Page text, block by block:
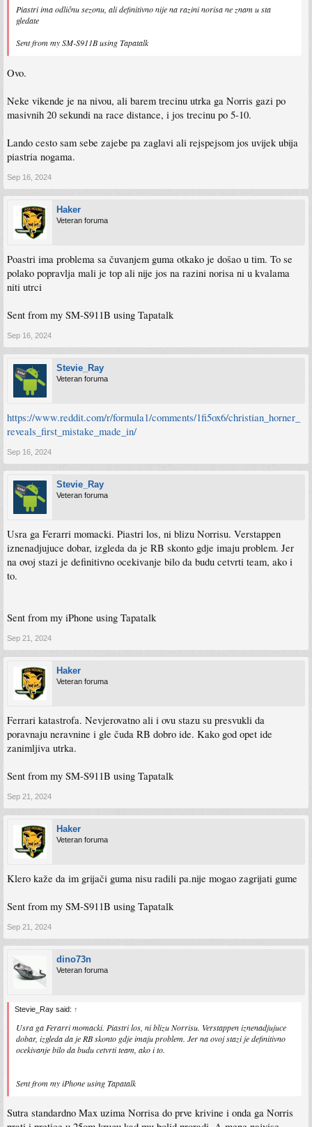
Piastri ima odličnu sezonu, ali definitivno nije na razini norisa ne znam u sta
gledate
Sent from my SM-S911B using Tapatalk
Ovo.
Neke vikende je na nivou, ali barem trecinu utrka ga Norris gazi po
masivnih 20 sekundi na race distance, i jos trecinu po 5-10.
Lando cesto sam sebe zajebe pa zaglavi ali rejspejsom jos uvijek ubija
piastria nogama.
Sep 16, 2024
Haker
Veteran foruma
Poastri ima problema sa čuvanjem guma otkako je došao u tim. To se
polako popravlja mali je top ali nije jos na razini norisa ni u kvalama
niti utrci
Sent from my SM-S911B using Tapatalk
Sep 16, 2024
Stevie_Ray
Veteran foruma
https://www.reddit.com/r/formula1/comments/1fi5ox6/christian_horner_
reveals_first_mistake_made_in/
Sep 16, 2024
Stevie_Ray
Veteran foruma
Usra ga Ferarri momacki. Piastri los, ni blizu Norrisu. Verstappen
iznenadjujuce dobar, izgleda da je RB skonto gdje imaju problem. Jer
na ovoj stazi je definitivno ocekivanje bilo da budu cetvrti team, ako i
to.
Sent from my iPhone using Tapatalk
Sep 21, 2024
Haker
Veteran foruma
Ferrari katastrofa. Nevjerovatno ali i ovu stazu su presvukli da
poravnaju neravnine i gle čuda RB dobro ide. Kako god opet ide
zanimljiva utrka.
Sent from my SM-S911B using Tapatalk
Sep 21, 2024
Haker
Veteran foruma
Klero kaže da im grijači guma nisu radili pa.nije mogao zagrijati gume
Sent from my SM-S911B using Tapatalk
Sep 21, 2024
dino73n
Veteran foruma
Stevie_Ray said: ↑
Usra ga Ferarri momacki. Piastri los, ni blizu Norrisu. Verstappen iznenadjujuce
dobar, izgleda da je RB skonto gdje imaju problem. Jer na ovoj stazi je definitivno
ocekivanje bilo da budu cetvrti team, ako i to.
Sent from my iPhone using Tapatalk
Sutra standardno Max uzima Norrisa do prve krivine i onda ga Norris